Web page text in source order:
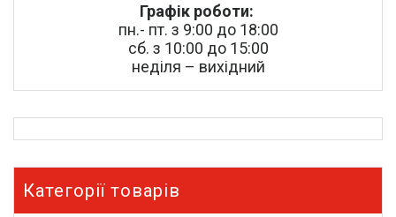
Графік роботи:
пн.- пт. з 9:00 до 18:00
сб. з 10:00 до 15:00
неділя – вихідний
Категорії товарів